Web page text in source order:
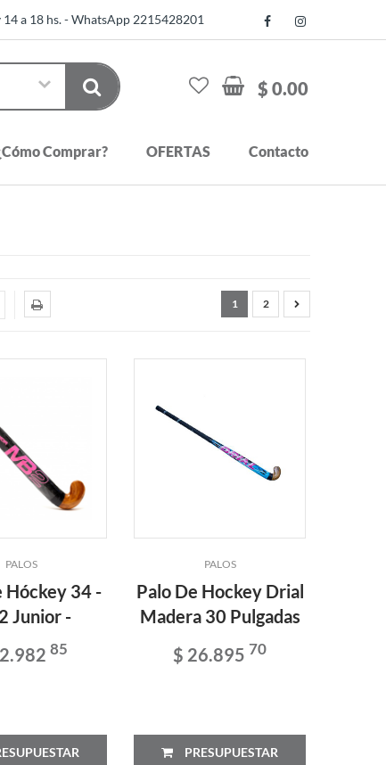
a 18 hs. - WhatsApp 2215428201
$ 0.00
Comprar? OFERTAS Contacto
1 2
PALOS
Hóckey 34 -
Junior -
85
PALOS
Palo De Hockey Drial
Madera 30 Pulgadas
$ 26.895 70
PRESUPUESTAR